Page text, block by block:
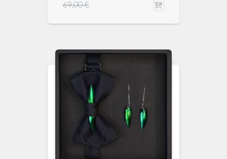
69,00€